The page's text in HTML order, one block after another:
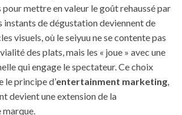
mettre en valeur le goût rehaussé par
instants de dégustation deviennent de
visuels, où le seiyuu ne se contente pas
des plats, mais les « joue » avec une
qui engage le spectateur. Ce choix
principe d’entertainment marketing,
devient une extension de la